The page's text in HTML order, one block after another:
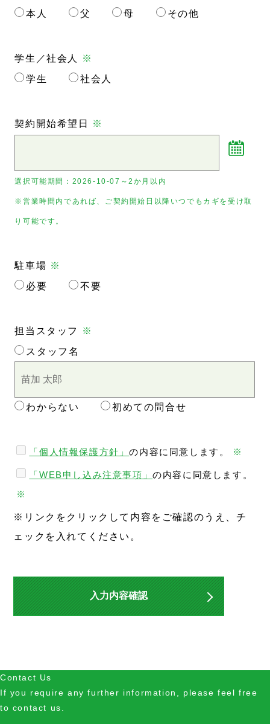
本人 父 母 その他
学生／社会人
※
学生
社会人
契約開始希望日 ※
選択可能期間： 2026-10-07～2か月以内
※営業時間内であれば、ご契約開始日以降いつでもカギを受け取
り可能です。
駐車場 ※
必要
不要
担当スタッフ
※
スタッフ名
わからない 初めての問合せ
「個人情報保護方針」の内容に同意します。 ※
「WEB申し込み注意事項」の内容に同意します。
※
※リンクをクリックして内容をご確認のうえ、チ
ェックを入れてください。
入力内容確認
Contact Us
If you require any further information, please feel free
to contact us.